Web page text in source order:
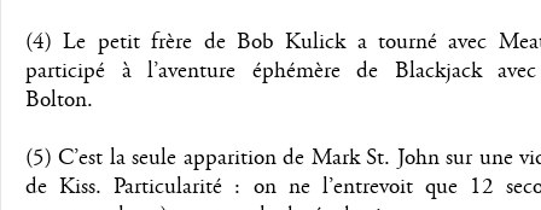
(4) Le petit frère de Bob Kulick a tourné avec
participé à l’aventure éphémère de Blackjack
Bolton.
(5) C’est la seule apparition de Mark St. John sur une
de Kiss. Particularité : on ne l’entrevoit que 12